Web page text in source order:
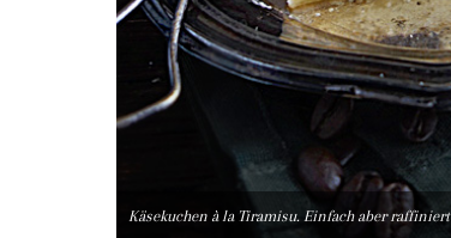
Käsekuchen à la Tiramisu. Einfach aber raffiniert